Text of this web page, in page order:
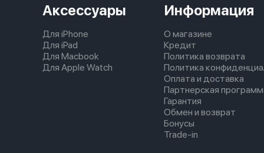
Аксессуары
Для iPhone
Для iPad
Для Macbook
Для Apple Watch
Информация
О магазине
Кредит
Политика возврата
Политика
Оплата и доставка
Партнерская
Гарантия
Обмен и возврат
Бонусы
Trade-in